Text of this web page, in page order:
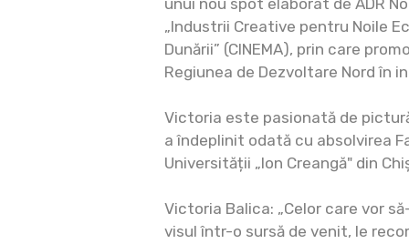
unui nou spot elaborat de ADR
„Industrii Creative pentru Noile
Dunării” (CINEMA), prin care
Regiunea de Dezvoltare Nord în
Victoria este pasionată de
a îndeplinit odată cu absolvirea
Universității „Ion Creangă" din
Victoria Balica: „Celor care vor
visul într-o sursă de venit, le